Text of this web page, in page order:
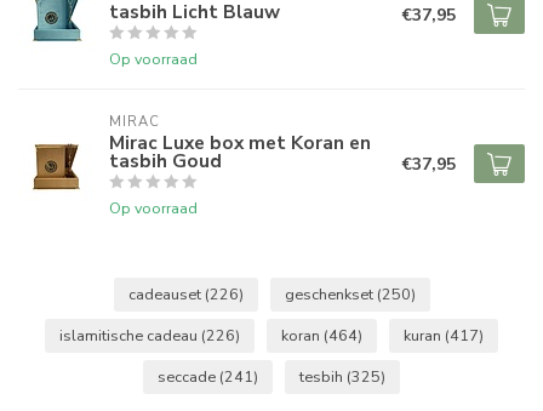
tasbih Licht Blauw
Op voorraad
€37,95
MIRAC
Mirac Luxe box met Koran en
tasbih Goud
Op voorraad
€37,95
cadeauset (226) geschenkset (250)
islamitische cadeau (226) koran (464) kuran (417)
seccade (241) tesbih (325)